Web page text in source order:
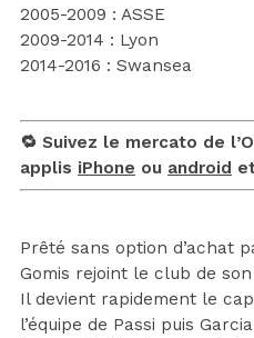
2005-2009 : ASSE
2009-2014 : Lyon
2014-2016 : Swansea
🔁 Suivez le mercato de
applis iPhone ou android
Prêté sans option d’achat
Gomis rejoint le club de
Il devient rapidement le
l’équipe de Passi puis